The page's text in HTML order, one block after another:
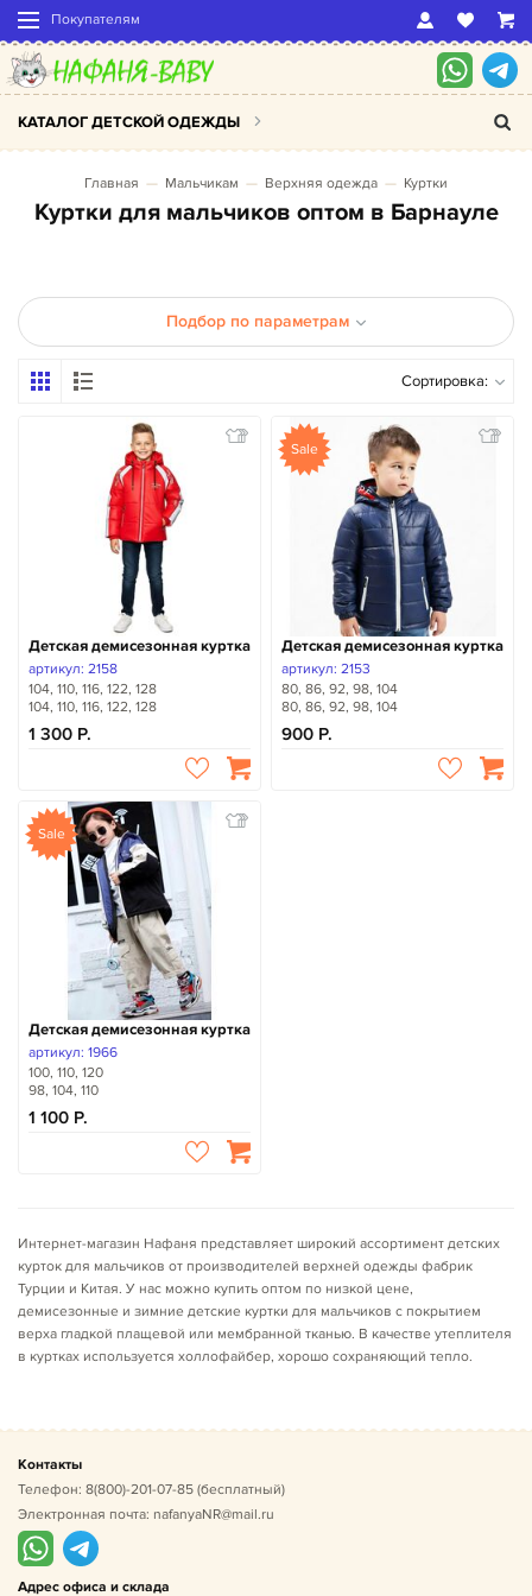
Покупателям
КАТАЛОГ ДЕТСКОЙ ОДЕЖДЫ
Главная Мальчикам Верхняя одежда Куртки
Куртки для мальчиков оптом в Барнауле
Подбор по параметрам
Сортировка:
Детская демисезонная куртка
артикул: 2158
104, 110, 116, 122, 128
104, 110, 116, 122, 128
1 300
Sale
Детская демисезонная куртка
артикул: 2153
80, 86, 92, 98, 104
80, 86, 92, 98, 104
900
Sale
Детская демисезонная куртка
артикул: 1966
100, 110, 120
98, 104, 110
1 100
Интернет-магазин Нафаня представляет широкий ассортимент детских
курток для мальчиков от производителей верхней одежды фабрик
Турции и Китая. У нас можно купить оптом по низкой цене,
демисезонные и зимние детские куртки для мальчиков с покрытием
верха гладкой плащевой или мембранной тканью. В качестве утеплителя
в куртках используется холлофайбер, хорошо сохраняющий тепло.
Контакты
Телефон: 8(800)-201-07-85 (бесплатный)
Электронная почта: nafanyaNR@mail.ru
Адрес офиса и склада